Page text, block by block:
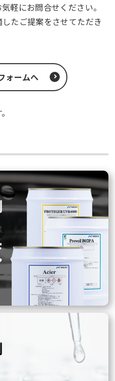
軽にお問合せください。
たご提案をさせてただき
ォームへ